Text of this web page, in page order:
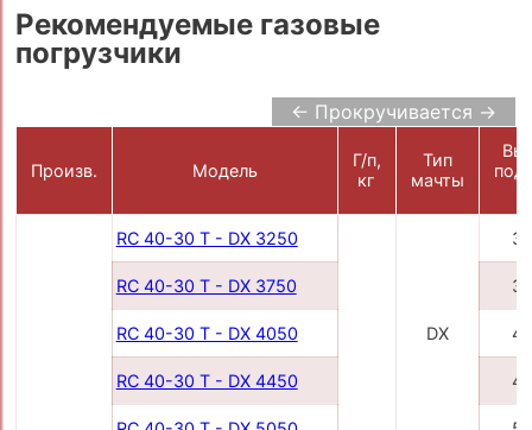
Рекомендуемые газовые
погрузчики
← Прокручивается →
Произв. Модель
Г/п,
кг
Тип
мачты
RC 40-30 T - DX 3250
DX
RC 40-30 T - DX 3750
RC 40-30 T - DX 4050
RC 40-30 T - DX 4450